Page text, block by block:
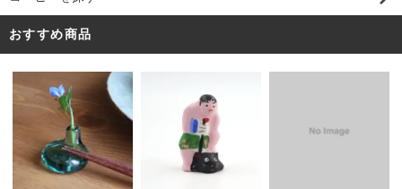
おすすめ商品